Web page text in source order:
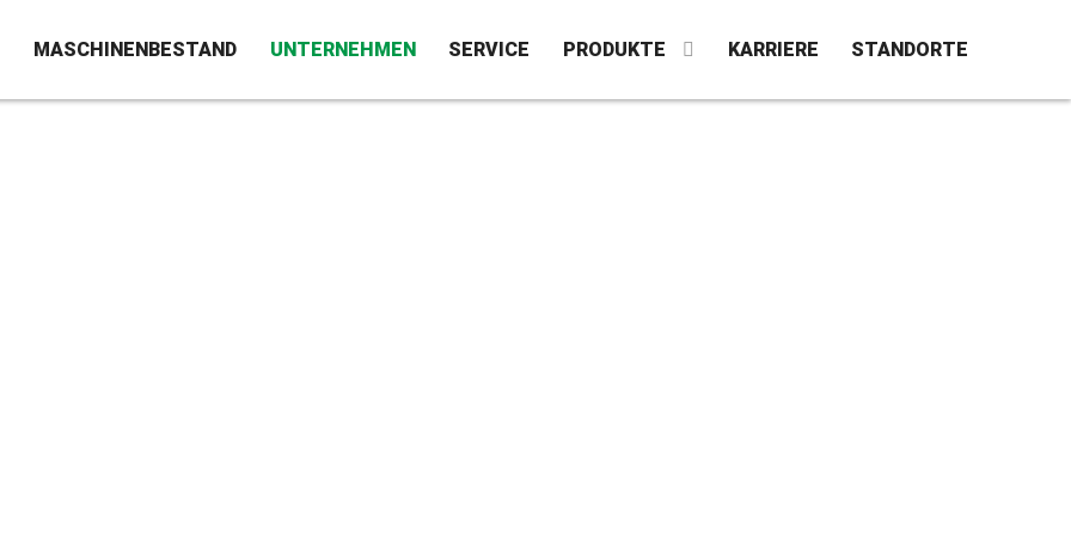
MASCHINENBESTAND UNTERNEHMEN SERVICE PRODUKTE KARRIERE STANDORTE